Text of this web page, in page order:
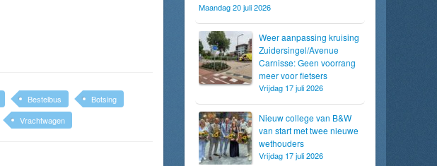
Bestelbus
Botsing
Vrachtwagen
Maandag 20 juli 2026
Weer aanpassing kruising
Zuidersingel/Avenue
Carnisse: Geen voorrang
meer voor fietsers
Vrijdag 17 juli 2026
Nieuw college van B&W
van start met twee nieuwe
wethouders
Vrijdag 17 juli 2026